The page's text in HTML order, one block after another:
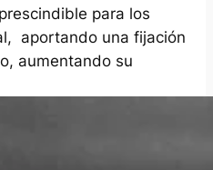
para los
aportando una fijación
aumentando su